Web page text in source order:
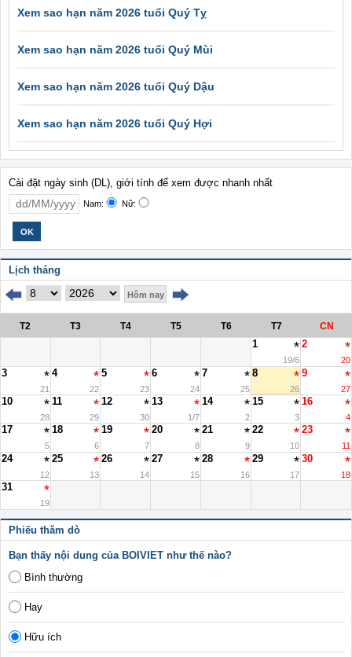
Xem sao hạn năm 2026 tuổi Quý Tỵ
Xem sao hạn năm 2026 tuổi Quý Mùi
Xem sao hạn năm 2026 tuổi Quý Dậu
Xem sao hạn năm 2026 tuổi Quý Hợi
Cài đặt ngày sinh (DL), giới tính để xem được nhanh nhất
Nam: Nữ:
Lịch tháng
Hôm nay
T2 T3 T4 T5 T6 T7 CN
1
19/6
2
20
3
21
4
22
5
23
6
24
7
25
8
26
9
27
10
28
11
29
12
30
13
1/7
14
2
15
3
16
4
17
5
18
6
19
7
20
8
21
9
22
10
23
11
24
12
25
13
26
14
27
15
28
16
29
17
30
18
31
19
Phiếu thăm dò
Bạn thấy nội dung của BOIVIET như thế nào?
Bình thường
Hay
Hữu ích